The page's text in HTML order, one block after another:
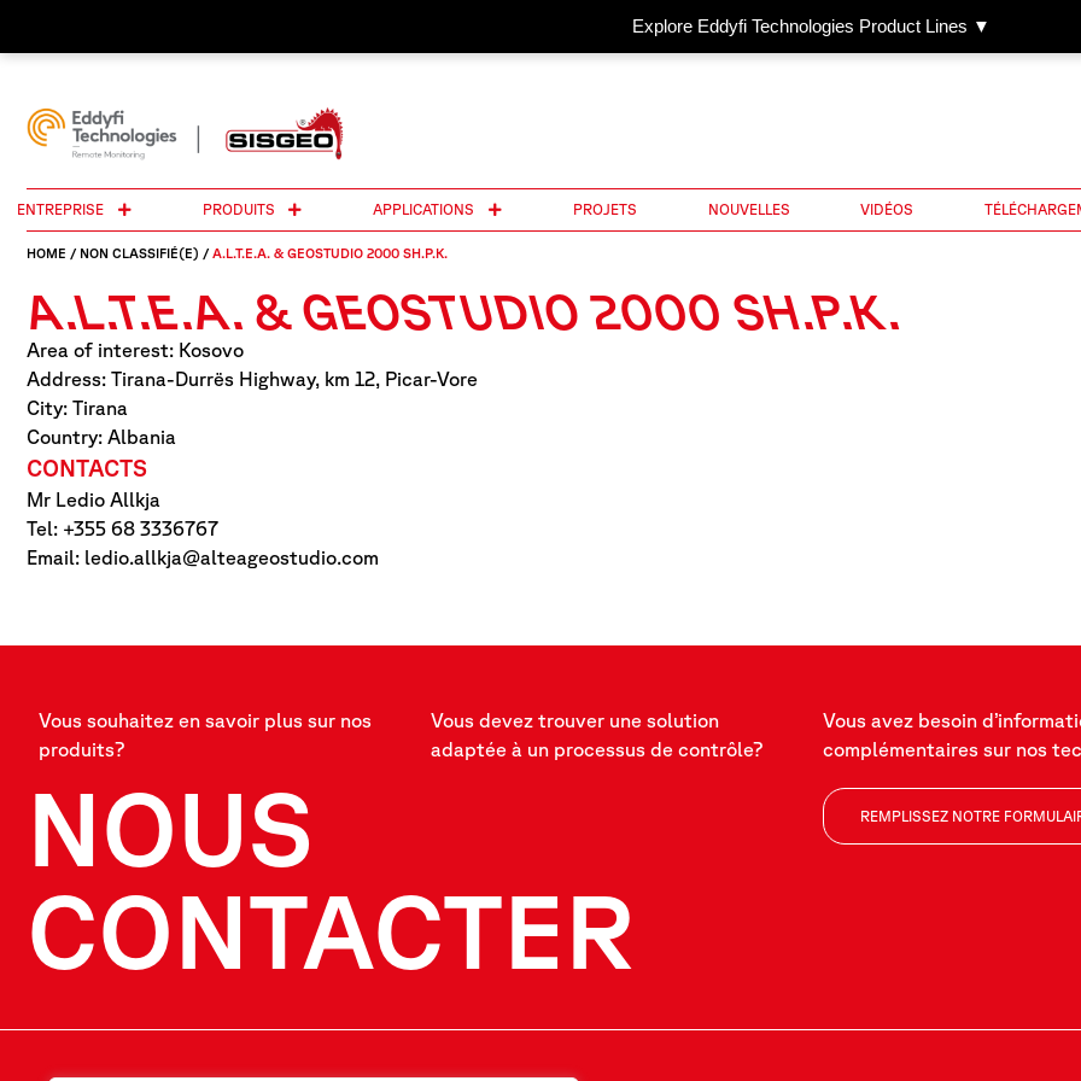
Explore Eddyfi Technologies Product Lines ▼
ENTREPRISE PRODUITS APPLICATIONS PROJETS NOUVELLES VIDÉOS
HOME / NON CLASSIFIÉ(E) / A.L.T.E.A. & GEOSTUDIO 2000 SH.P.K.
A.L.T.E.A. & GEOSTUDIO 2000 SH.P.K.
Area of interest: Kosovo
Address: Tirana-Durrës Highway, km 12, Picar-Vore
City: Tirana
Country: Albania
CONTACTS
Mr Ledio Allkja
Tel: +355 68 3336767
Email: ledio.allkja@alteageostudio.com
Vous souhaitez en savoir plus sur nos
produits?
Vous devez trouver une solution
adaptée à un processus de contrôle?
Vous avez besoin
complémentaires sur nos
NOUS
CONTACTER
REMPLISSEZ NOTRE